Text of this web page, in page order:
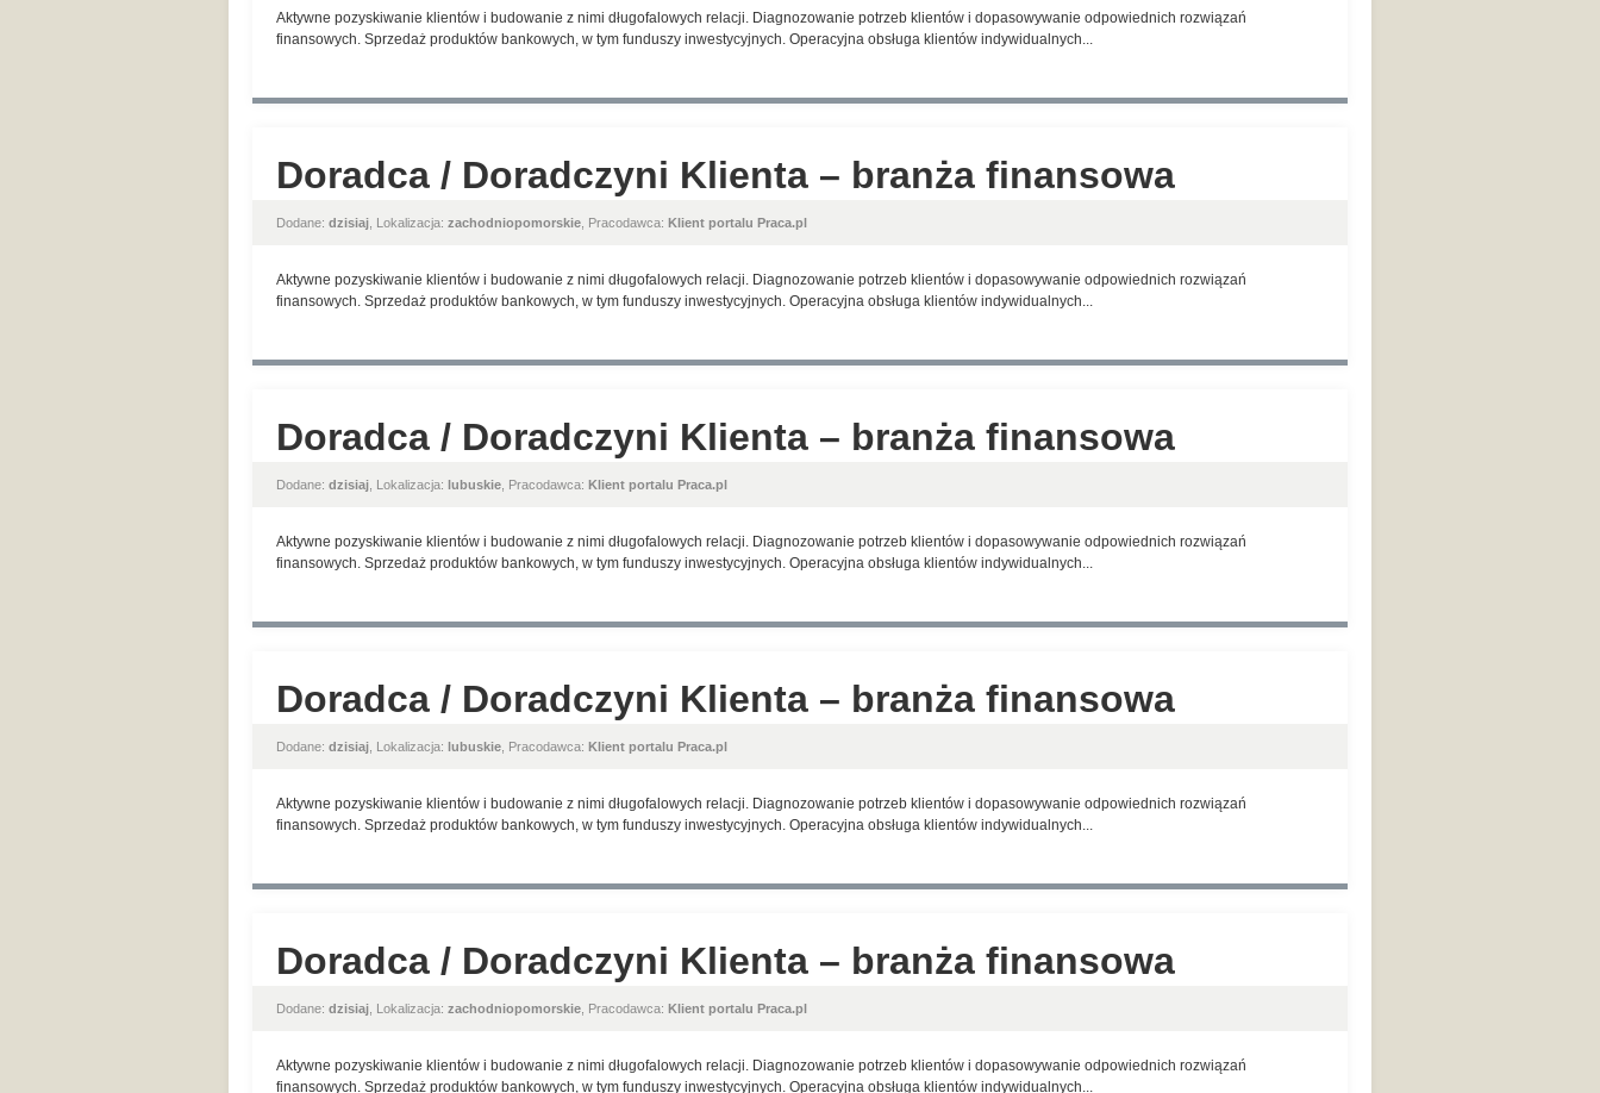
Aktywne pozyskiwanie klientów i budowanie z nimi długofalowych relacji. Diagnozowanie potrzeb klientów i dopasowywanie odpowiednich rozwiązań
finansowych. Sprzedaż produktów bankowych, w tym funduszy inwestycyjnych. Operacyjna obsługa klientów indywidualnych...
Doradca / Doradczyni Klienta – branża finansowa
Dodane: dzisiaj , Lokalizacja: zachodniopomorskie , Pracodawca: Klient portalu Praca.pl
Aktywne pozyskiwanie klientów i budowanie z nimi długofalowych relacji. Diagnozowanie potrzeb klientów i dopasowywanie odpowiednich rozwiązań
finansowych. Sprzedaż produktów bankowych, w tym funduszy inwestycyjnych. Operacyjna obsługa klientów indywidualnych...
Doradca / Doradczyni Klienta – branża finansowa
Dodane: dzisiaj , Lokalizacja: lubuskie , Pracodawca: Klient portalu Praca.pl
Aktywne pozyskiwanie klientów i budowanie z nimi długofalowych relacji. Diagnozowanie potrzeb klientów i dopasowywanie odpowiednich rozwiązań
finansowych. Sprzedaż produktów bankowych, w tym funduszy inwestycyjnych. Operacyjna obsługa klientów indywidualnych...
Doradca / Doradczyni Klienta – branża finansowa
Dodane: dzisiaj , Lokalizacja: lubuskie , Pracodawca: Klient portalu Praca.pl
Aktywne pozyskiwanie klientów i budowanie z nimi długofalowych relacji. Diagnozowanie potrzeb klientów i dopasowywanie odpowiednich rozwiązań
finansowych. Sprzedaż produktów bankowych, w tym funduszy inwestycyjnych. Operacyjna obsługa klientów indywidualnych...
Doradca / Doradczyni Klienta – branża finansowa
Dodane: dzisiaj , Lokalizacja: zachodniopomorskie , Pracodawca: Klient portalu Praca.pl
Aktywne pozyskiwanie klientów i budowanie z nimi długofalowych relacji. Diagnozowanie potrzeb klientów i dopasowywanie odpowiednich rozwiązań
finansowych. Sprzedaż produktów bankowych, w tym funduszy inwestycyjnych. Operacyjna obsługa klientów indywidualnych...